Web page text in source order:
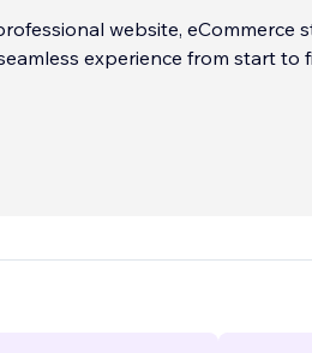
website, eCommerce
experience from start to
Projects at Wix Marketplace |